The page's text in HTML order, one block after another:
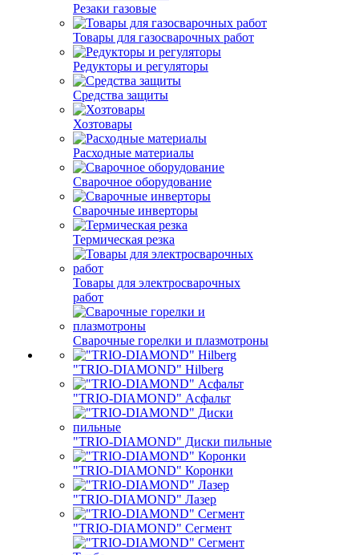
Резаки газовые
Товары для газосварочных работ
Редукторы и регуляторы
Средства защиты
Хозтовары
Расходные материалы
Сварочное оборудование
Сварочные инверторы
Термическая резка
Товары для электросварочных
работ
Сварочные горелки и плазмотроны
"TRIO-DIAMOND" Hilberg
"TRIO-DIAMOND" Асфальт
"TRIO-DIAMOND" Диски пильные
"TRIO-DIAMOND" Коронки
"TRIO-DIAMOND" Лазер
"TRIO-DIAMOND" Сегмент